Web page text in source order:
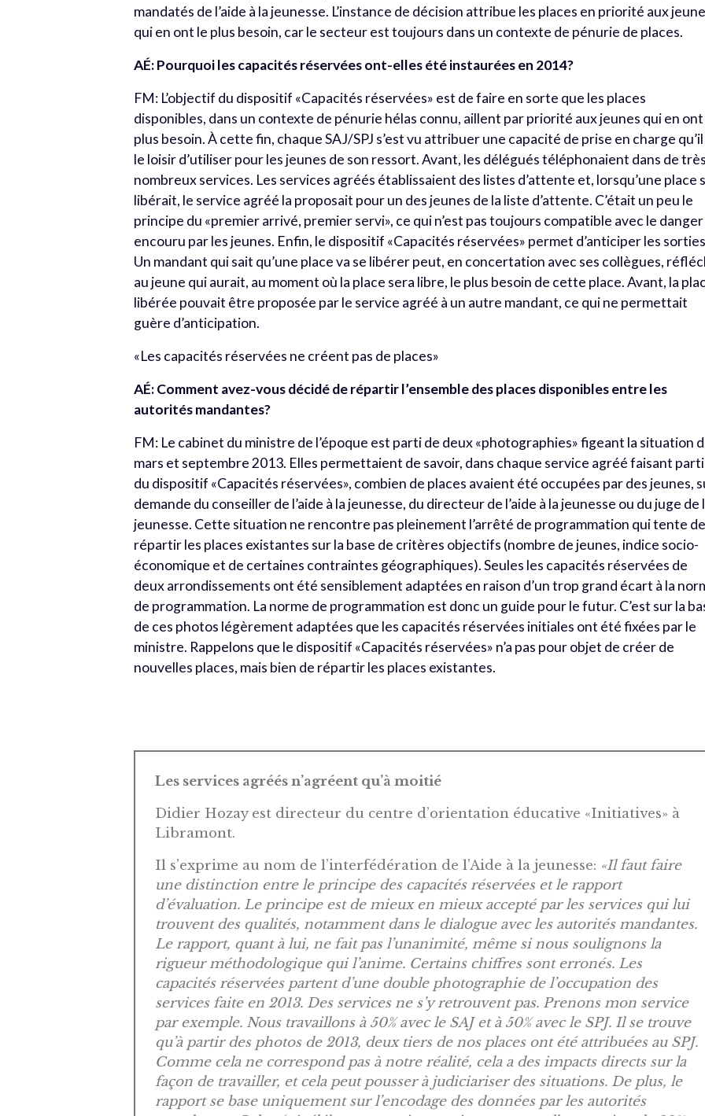
mandatés de l’aide à la jeunesse. L’instance de décision attribue les places en priorité aux
qui en ont le plus besoin, car le secteur est toujours dans un contexte de pénurie de places.
AÉ: Pourquoi les capacités réservées ont-elles été instaurées en 2014?
FM: L’objectif du dispositif «Capacités réservées» est de faire en sorte que les places
disponibles, dans un contexte de pénurie hélas connu, aillent par priorité aux jeunes qui en ont
plus besoin. À cette fin, chaque SAJ/SPJ s’est vu attribuer une capacité de prise en charge qu’il
le loisir d’utiliser pour les jeunes de son ressort. Avant, les délégués téléphonaient dans de très
nombreux services. Les services agréés établissaient des listes d’attente et, lorsqu’une place
libérait, le service agréé la proposait pour un des jeunes de la liste d’attente. C’était un peu le
principe du «premier arrivé, premier servi», ce qui n’est pas toujours compatible avec le danger
encouru par les jeunes. Enfin, le dispositif «Capacités réservées» permet d’anticiper les
Un mandant qui sait qu’une place va se libérer peut, en concertation avec ses collègues,
au jeune qui aurait, au moment où la place sera libre, le plus besoin de cette place. Avant, la
libérée pouvait être proposée par le service agréé à un autre mandant, ce qui ne permettait
guère d’anticipation.
«Les capacités réservées ne créent pas de places»
AÉ: Comment avez-vous décidé de répartir l’ensemble des places disponibles entre les
autorités mandantes?
FM: Le cabinet du ministre de l’époque est parti de deux «photographies» figeant la situation
mars et septembre 2013. Elles permettaient de savoir, dans chaque service agréé faisant
du dispositif «Capacités réservées», combien de places avaient été occupées par des jeunes,
demande du conseiller de l’aide à la jeunesse, du directeur de l’aide à la jeunesse ou du juge de
jeunesse. Cette situation ne rencontre pas pleinement l’arrêté de programmation qui tente de
répartir les places existantes sur la base de critères objectifs (nombre de jeunes, indice socio-
économique et de certaines contraintes géographiques). Seules les capacités réservées de
deux arrondissements ont été sensiblement adaptées en raison d’un trop grand écart à la
de programmation. La norme de programmation est donc un guide pour le futur. C’est sur la
de ces photos légèrement adaptées que les capacités réservées initiales ont été fixées par le
ministre. Rappelons que le dispositif «Capacités réservées» n’a pas pour objet de créer de
nouvelles places, mais bien de répartir les places existantes.
Les services agréés n’agréent qu’à moitié
Didier Hozay est directeur du centre d’orientation éducative «Initiatives» à
Libramont.
Il s’exprime au nom de l’interfédération de l’Aide à la jeunesse: «Il faut faire
une distinction entre le principe des capacités réservées et le rapport
d’évaluation. Le principe est de mieux en mieux accepté par les services qui lui
trouvent des qualités, notamment dans le dialogue avec les autorités mandantes.
Le rapport, quant à lui, ne fait pas l’unanimité, même si nous soulignons la
rigueur méthodologique qui l’anime. Certains chiffres sont erronés. Les
capacités réservées partent d’une double photographie de l’occupation des
services faite en 2013. Des services ne s’y retrouvent pas. Prenons mon service
par exemple. Nous travaillons à 50% avec le SAJ et à 50% avec le SPJ. Il se trouve
qu’à partir des photos de 2013, deux tiers de nos places ont été attribuées au SPJ.
Comme cela ne correspond pas à notre réalité, cela a des impacts directs sur la
façon de travailler, et cela peut pousser à judiciariser des situations. De plus, le
rapport se base uniquement sur l’encodage des données par les autorités